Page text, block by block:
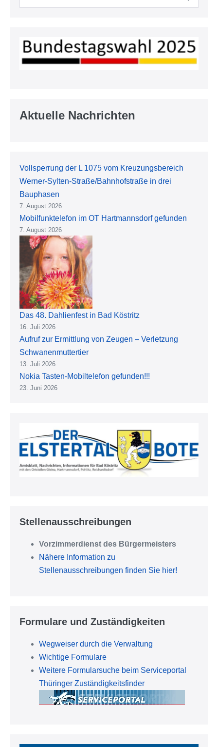
Aktuelle Nachrichten
Vollsperrung der L 1075 vom Kreuzungsbereich
Werner-Sylten-Straße/Bahnhofstraße in drei
Bauphasen
7. August 2026
Mobilfunktelefon im OT Hartmannsdorf gefunden
7. August 2026
Das 48. Dahlienfest in Bad Köstritz
16. Juli 2026
Aufruf zur Ermittlung von Zeugen – Verletzung
Schwanenmuttertier
13. Juli 2026
Nokia Tasten-Mobiltelefon gefunden!!!
23. Juni 2026
Stellenausschreibungen
Vorzimmerdienst des Bürgermeisters
Nähere Information zu
Stellenausschreibungen finden Sie hier!
Formulare und Zuständigkeiten
Wegweiser durch die Verwaltung
Wichtige Formulare
Weitere Formularsuche beim Serviceportal
Thüringer Zuständigkeitsfinder